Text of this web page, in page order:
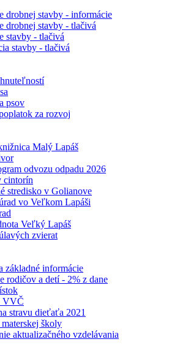
drobnej stavby - informácie
drobnej stavby - tlačivá
stavby - tlačivá
stavby - tlačivá
psov
za rozvoj
Malý Lapáš
odvozu odpadu 2026
cintorín
stredisko v Golianove
vo Veľkom Lapáši
Veľký Lapáš
zvierat
základné informácie
rodičov a detí - 2% z dane
VVČ
stravu dieťaťa 2021
školy
aktualizačného vzdelávania